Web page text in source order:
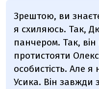
Зрештою, ви
я схиляюсь. Так,
панчером. Так,
протистояти
особистість. Але
Усика. Він завжди